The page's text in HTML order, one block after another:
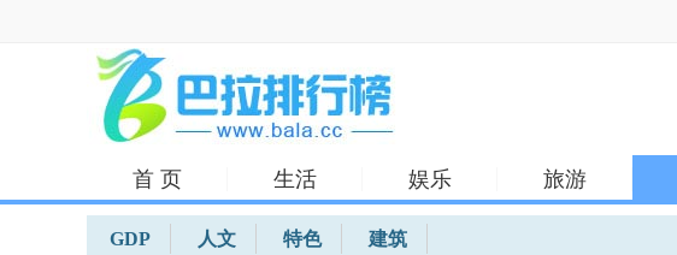
首 页 生活 娱乐 旅游
体育
GDP 人文 特色 建筑